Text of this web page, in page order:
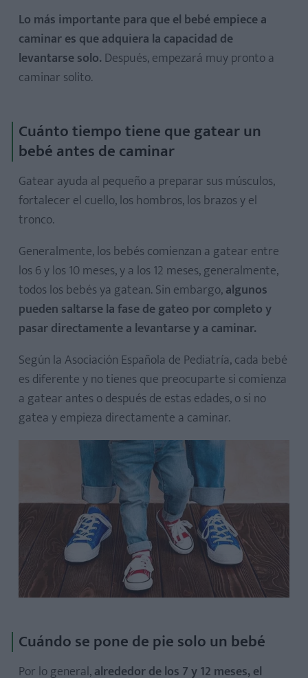
Lo más importante para que el bebé empiece a
caminar es que adquiera la capacidad de
levantarse solo. Después, empezará muy pronto a
caminar solito.
Cuánto tiempo tiene que gatear un
bebé antes de caminar
Gatear ayuda al pequeño a preparar sus músculos,
fortalecer el cuello, los hombros, los brazos y el
tronco.
Generalmente, los bebés comienzan a gatear entre
los 6 y los 10 meses, y a los 12 meses, generalmente,
todos los bebés ya gatean. Sin embargo,algunos
pueden saltarse la fase de gateo por completo y
pasar directamente a levantarse y a caminar.
Según la Asociación Española de Pediatría, cada bebé
es diferente y no tienes que preocuparte si comienza
a gatear antes o después de estas edades, o si no
gatea y empieza directamente a caminar.
Cuándo se pone de pie solo un bebé
Por lo general,alrededor de los 7 y 12 meses, el